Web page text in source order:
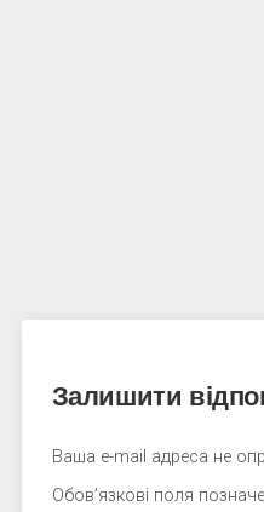
Залишити
Ваша e-mail адреса не
Обов’язкові поля